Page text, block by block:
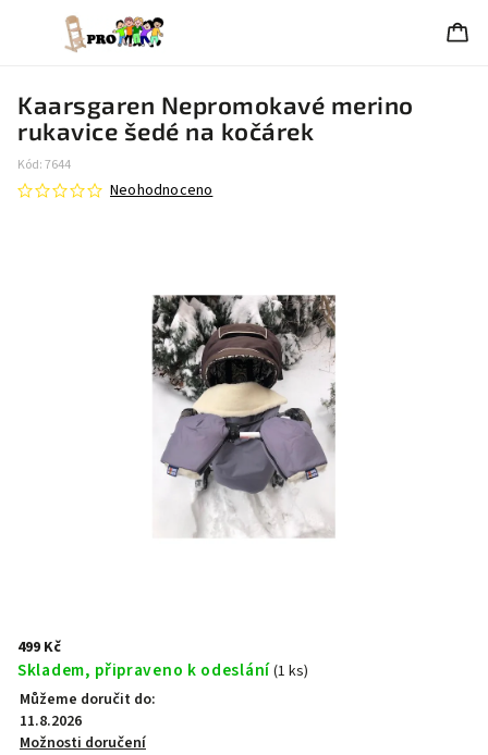
Kaarsgaren Nepromokavé merino
rukavice šedé na kočárek
Kód:7644
Neohodnoceno
499 Kč
Skladem, připraveno k odeslání(1 ks)
Můžeme doručit do:
11.8.2026
Možnosti doručení